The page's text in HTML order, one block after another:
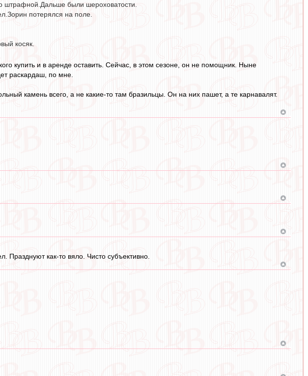
штрафной.Дальше были шероховатости.
потерялся на поле.
косяк.
купить и в аренде оставить. Сейчас, в этом сезоне, он не помощник. Ныне
раскардаш, по мне.
камень всего, а не какие-то там бразильцы. Он на них пашет, а те карнавалят.
Празднуют как-то вяло. Чисто субъективно.